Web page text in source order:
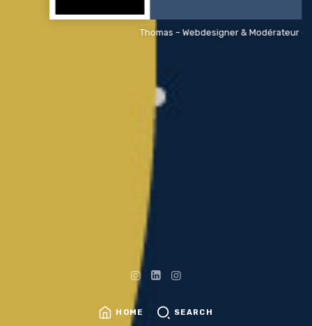
Thomas – Webdesigner & Modérateur
HOME SEARCH